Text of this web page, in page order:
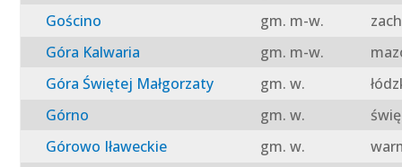
Gościno
gm. m-w.
Góra Kalwaria
gm. m-w.
Góra Świętej Małgorzaty
gm. w.
Górno
gm. w.
Górowo Iławeckie
gm. w.